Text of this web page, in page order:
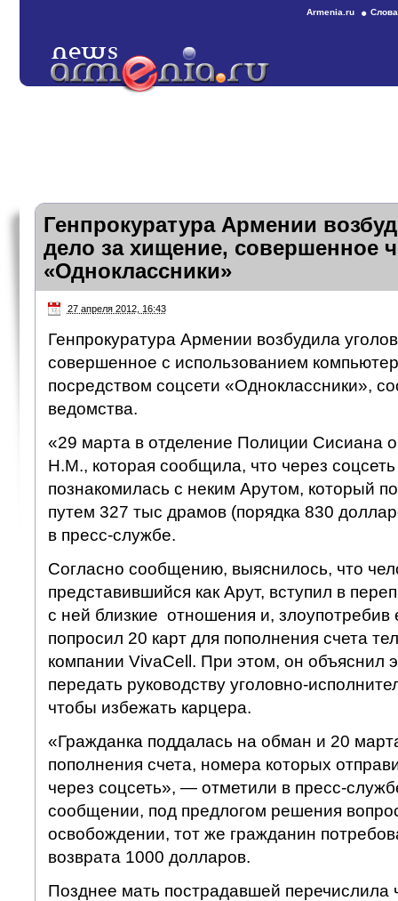
Armenia.ru
Генпрокуратура Армении
дело за хищение, совершенное
«Одноклассники»
27 апреля 2012, 16:43
Генпрокуратура Армении возбудила
совершенное с использованием
посредством соцсети «Одноклассники»,
ведомства.
«29 марта в отделение Полиции Сисиана
Н.М., которая сообщила, что через
познакомилась с неким Арутом, который
путем 327 тыс драмов (порядка 830
в пресс-службе.
Согласно сообщению, выяснилось, что
представившийся как Арут, вступил в
с ней близкие отношения и,
попросил 20 карт для пополнения счета
компании VivaCell. При этом, он объяснил
передать руководству уголовно-
чтобы избежать карцера.
«Гражданка поддалась на обман и 20
пополнения счета, номера которых
через соцсеть», — отметили в пресс-
сообщении, под предлогом решения
освобождении, тот же гражданин
возврата 1000 долларов.
Позднее мать пострадавшей перечислила